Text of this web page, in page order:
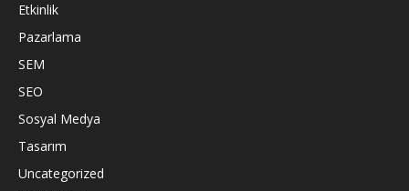
Etkinlik
Pazarlama
SEM
SEO
Sosyal Medya
Tasarım
Uncategorized